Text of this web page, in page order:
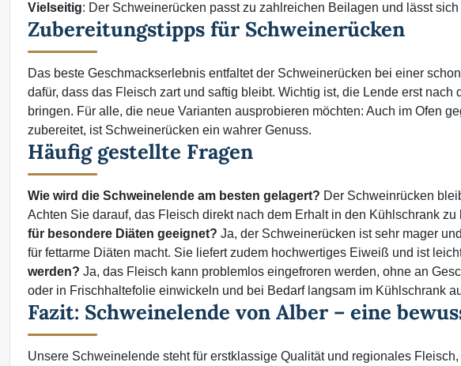
Vielseitig: Der Schweinerücken passt zu zahlreichen Beilagen und lässt
Zubereitungstipps für Schweinerücken
Das beste Geschmackserlebnis entfaltet der Schweinerücken bei einer
dafür, dass das Fleisch zart und saftig bleibt. Wichtig ist, die Lende erst
bringen. Für alle, die neue Varianten ausprobieren möchten: Auch im Ofen
zubereitet, ist Schweinerücken ein wahrer Genuss.
Häufig gestellte Fragen
Wie wird die Schweinelende am besten gelagert? Der Schweinrücken
Achten Sie darauf, das Fleisch direkt nach dem Erhalt in den Kühlschrank
für besondere Diäten geeignet? Ja, der Schweinerücken ist sehr mager
für fettarme Diäten macht. Sie liefert zudem hochwertiges Eiweiß und ist
werden? Ja, das Fleisch kann problemlos eingefroren werden, ohne an
oder in Frischhaltefolie einwickeln und bei Bedarf langsam im Kühlschrank
Fazit: Schweinelende von Alber – eine
Unsere Schweinelende steht für erstklassige Qualität und regionales